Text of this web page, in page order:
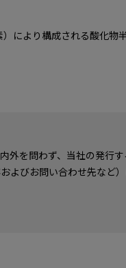
により構成される酸化物
を問わず、当社の発行
よびお問い合わせ先など